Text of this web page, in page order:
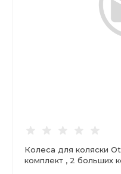
Колеса для коляски
комплект , 2 больших